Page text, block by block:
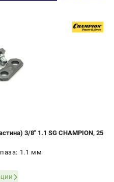
3/8" 1.1 SG CHAMPION, 25
1.1 мм